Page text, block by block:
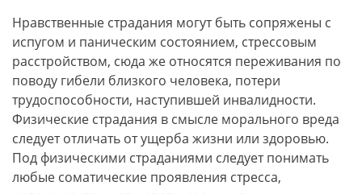
Нравственные страдания могут быть сопряжены с
испугом и паническим состоянием, стрессовым
расстройством, сюда же относятся переживания по
поводу гибели близкого человека, потери
трудоспособности, наступившей инвалидности.
Физические страдания в смысле морального вреда
следует отличать от ущерба жизни или здоровью.
Под физическими страданиями следует понимать
любые соматические проявления стресса,